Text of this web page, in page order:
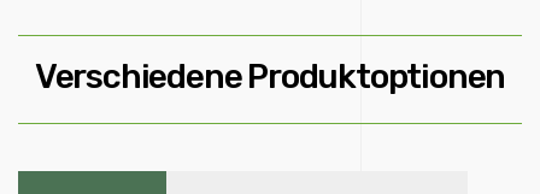
Verschiedene Produktoptionen